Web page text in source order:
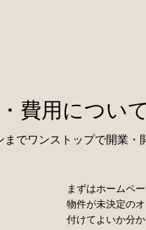
費用について
までワンストップで開業・
まずはホームペ
物件が未決定の
付けてよいか分